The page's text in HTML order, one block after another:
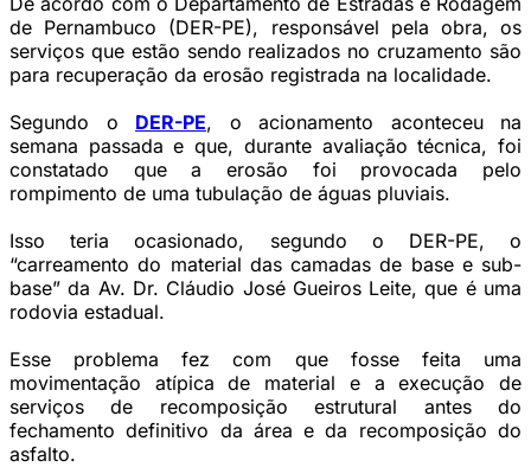
de Pernambuco (DER-PE), responsável pela obra, os
serviços que estão sendo realizados no cruzamento são
para recuperação da erosão registrada na localidade.
Segundo o DER-PE, o acionamento aconteceu na
semana passada e que, durante avaliação técnica, foi
constatado que a erosão foi provocada pelo
rompimento de uma tubulação de águas pluviais.
Isso teria ocasionado, segundo o DER-PE, o
“carreamento do material das camadas de base e sub-
base” da Av. Dr. Cláudio José Gueiros Leite, que é uma
rodovia estadual.
Esse problema fez com que fosse feita uma
movimentação atípica de material e a execução de
serviços de recomposição estrutural antes do
fechamento definitivo da área e da recomposição do
asfalto.